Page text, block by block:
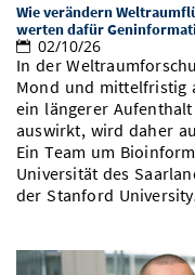
Wie verändern
werten dafür
02/10/26
In der
Mond und mittelfristig
ein längerer
auswirkt, wird daher
Ein Team um
Universität des
der Stanford